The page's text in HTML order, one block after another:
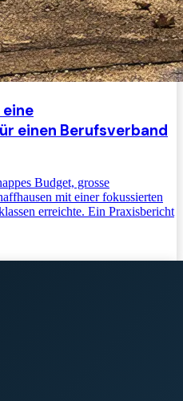
einen Berufsverband
Budget, grosse
mit einer fokussierten
erreichte. Ein Praxisbericht